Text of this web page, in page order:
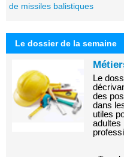
de missiles balistiques
Le dossier de la semaine
Le
des
dans
utiles
adultes